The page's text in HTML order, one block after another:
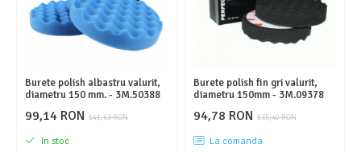
Burete polish albastru valurit,
diametru 150 mm. - 3M.50388
141,63 RON
99,14 RON
In stoc
Burete polish fin gri valurit,
diametru 150mm - 3M.09378
135,40 RON
94,78 RON
La comanda